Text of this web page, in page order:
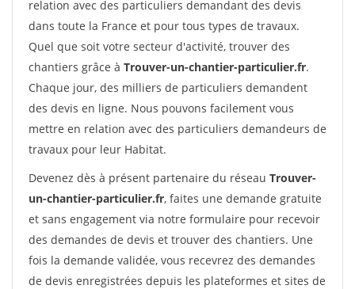
relation avec des particuliers demandant des devis
dans toute la France et pour tous types de travaux.
Quel que soit votre secteur d'activité, trouver des
chantiers grâce à Trouver-un-chantier-particulier.fr.
Chaque jour, des milliers de particuliers demandent
des devis en ligne. Nous pouvons facilement vous
mettre en relation avec des particuliers demandeurs de
travaux pour leur Habitat.
Devenez dès à présent partenaire du réseau Trouver-
un-chantier-particulier.fr, faites une demande gratuite
et sans engagement via notre formulaire pour recevoir
des demandes de devis et trouver des chantiers. Une
fois la demande validée, vous recevrez des demandes
de devis enregistrées depuis les plateformes et sites de